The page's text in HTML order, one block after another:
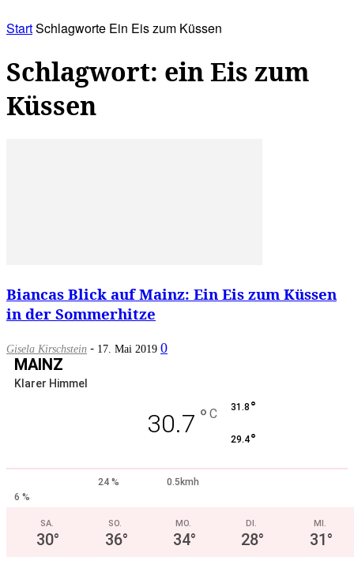
StartSchlagworte Ein Eis zum Küssen
Schlagwort: ein Eis zum
Küssen
Biancas Blick auf Mainz: Ein Eis zum Küssen
in der Sommerhitze
Gisela Kirschstein - 17. Mai 2019 0
MAINZ
Klarer Himmel
30.7 ° C 31.8 °
29.4°
24 %
0.5kmh
6 %
SA.
30°
SO.
36°
MO.
34°
DI.
28°
MI.
31°